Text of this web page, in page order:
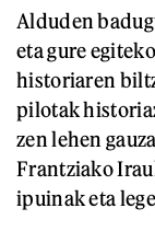
Alduden
eta gure
historiaren
pilotak
zen lehen
Frantziako
ipuinak eta